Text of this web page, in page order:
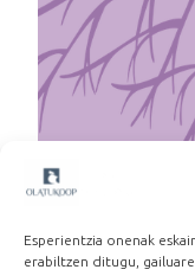
Esperientzia onenak
erabiltzen ditugu,